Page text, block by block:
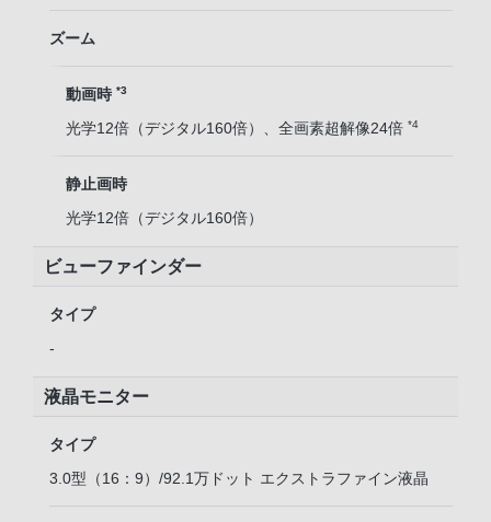
ズーム
動画時 *3
光学12倍（デジタル160倍）、全画素超解像24倍 *4
静止画時
光学12倍（デジタル160倍）
ビューファインダー
タイプ
-
液晶モニター
タイプ
3.0型（16：9）/92.1万ドット エクストラファイン液晶